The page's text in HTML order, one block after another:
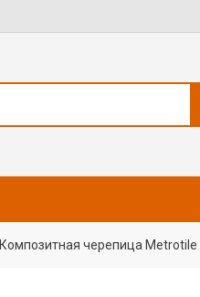
Композитная черепица Metrotile